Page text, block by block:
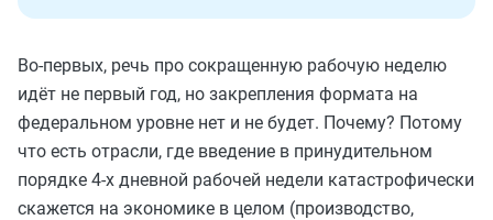
Во-первых, речь про сокращенную рабочую неделю
идёт не первый год, но закрепления формата на
федеральном уровне нет и не будет. Почему? Потому
что есть отрасли, где введение в принудительном
порядке 4-х дневной рабочей недели катастрофически
скажется на экономике в целом (производство,